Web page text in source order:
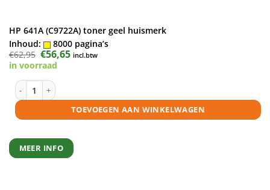
HP 641A (C9722A) toner geel huismerk
Inhoud:
8000 pagina’s
€62,95 Oorspronkelijke
prijs
was:
€56,65Huidige
prijs
incl.btw
in voorraad
HP 641A (C9722A) toner geel huismerk aantal
TOEVOEGEN AAN WINKELWAGEN
MEER INFO